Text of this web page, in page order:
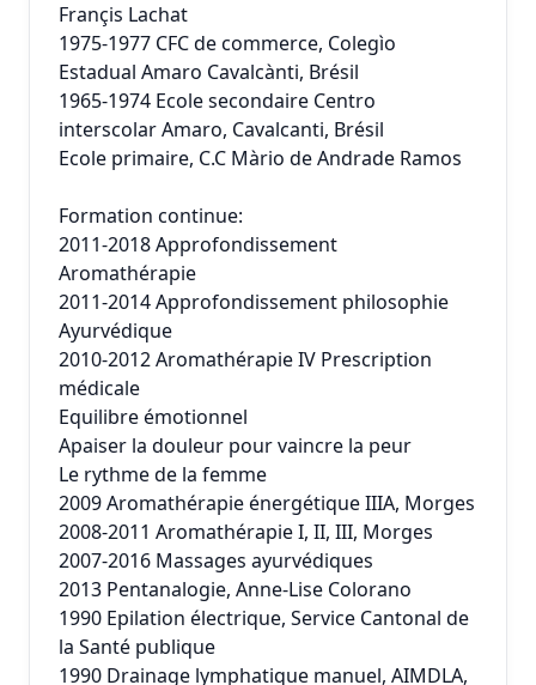
Françis Lachat
1975-1977 CFC de commerce, Colegìo
Estadual Amaro Cavalcànti, Brésil
1965-1974 Ecole secondaire Centro
interscolar Amaro, Cavalcanti, Brésil
Ecole primaire, C.C Màrio de Andrade Ramos
Formation continue:
2011-2018 Approfondissement
Aromathérapie
2011-2014 Approfondissement philosophie
Ayurvédique
2010-2012 Aromathérapie IV Prescription
médicale
Equilibre émotionnel
Apaiser la douleur pour vaincre la peur
Le rythme de la femme
2009 Aromathérapie énergétique IIIA, Morges
2008-2011 Aromathérapie I, II, III, Morges
2007-2016 Massages ayurvédiques
2013 Pentanalogie, Anne-Lise Colorano
1990 Epilation électrique, Service Cantonal de
la Santé publique
1990 Drainage lymphatique manuel, AIMDLA,